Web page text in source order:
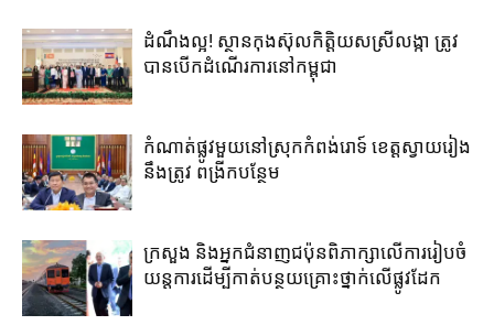
ដំណឹងល្អ! ស្ថាន​កុងស៊ុល​កិត្តិយស​ស្រីលង្កា​ ត្រូវ​
បាន​បើក​ដំណើរការ​នៅ​កម្ពុជា​
កំណាត់ផ្លូវមួយនៅស្រុកកំពង់រោទ៍ ខេត្តស្វាយរៀង
នឹងត្រូវ ពង្រីកបន្ថែម
ក្រសួង និងអ្នកជំនាញជប៉ុន​ពិភាក្សា​លើ​ការ​រៀប​ចំ​
យន្តការ​ដើម្បី​កាត់​បន្ថយ​គ្រោះថ្នាក់​លើ​ផ្លូវដែក